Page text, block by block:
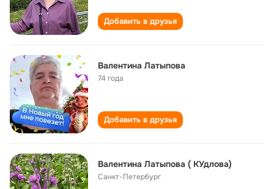
Добавить в друзья
Валентина Латыпова
74 года
Добавить в друзья
Валентина Латыпова ( КУдлова)
Санкт-Петербург